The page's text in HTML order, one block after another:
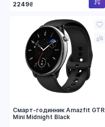
2249₴
Смарт-годинник Amazfit GTR
Mini Midnight Black